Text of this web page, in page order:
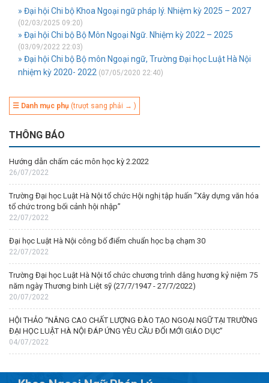
» Đại hội Chi bộ Khoa Ngoại ngữ pháp lý. Nhiệm kỳ 2025 – 2027
(02/03/2025 09:20)
» Đại hội Chi bộ Bộ Môn Ngoại Ngữ. Nhiệm kỳ 2022 – 2025
(03/09/2022 22:03)
» Đại hội Chi bộ Bộ môn Ngoại ngữ, Trường Đại học Luật Hà Nội
nhiệm kỳ 2020- 2022 (07/05/2020 22:40)
☰ Danh mục phụ (trượt sang phải → )
THÔNG BÁO
Hướng dẫn chấm các môn học kỳ 2.2022
26/07/2022
Trường Đại học Luật Hà Nội tổ chức Hội nghị tập huấn “Xây dựng văn hóa
tổ chức trong bối cảnh hội nhập”
22/07/2022
Đại học Luật Hà Nội công bố điểm chuẩn học bạ chạm 30
22/07/2022
Trường Đại học Luật Hà Nội tổ chức chương trình dâng hương kỷ niệm 75
năm ngày Thương binh Liệt sỹ (27/7/1947 - 27/7/2022)
20/07/2022
HỘI THẢO “NÂNG CAO CHẤT LƯỢNG ĐÀO TẠO NGOẠI NGỮ TẠI TRƯỜNG
ĐẠI HỌC LUẬT HÀ NỘI ĐÁP ỨNG YÊU CẦU ĐỔI MỚI GIÁO DỤC”
04/07/2022